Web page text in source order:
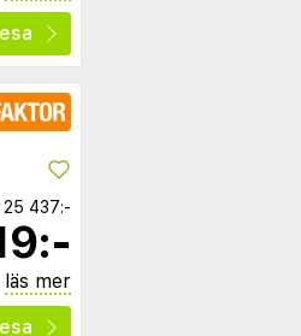
25 437:-
läs mer